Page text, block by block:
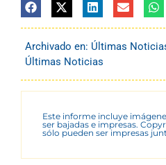
Archivado en: Últimas
Últimas Noticias
Este informe incluye
ser bajadas e impresas.
sólo pueden ser impresas